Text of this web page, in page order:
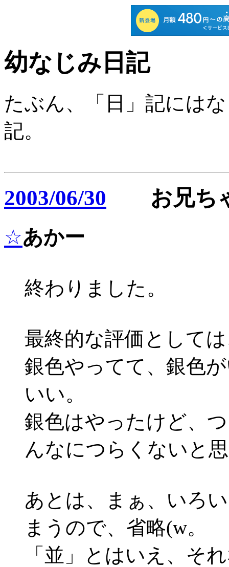
幼なじみ日記
たぶん、「日」記には
記。
2003/06/30 お兄ちゃ
☆あかー
終わりました。
最終的な評価として
銀色やってて、銀色
いい。
銀色はやったけど、
んなにつらくないと
あとは、まぁ、いろ
まうので、省略(w。
「並」とはいえ、そ